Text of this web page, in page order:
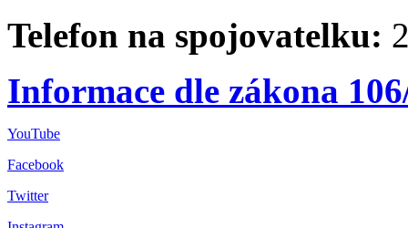
Telefon na spojovatelku:
Informace dle zákona
YouTube
Facebook
Twitter